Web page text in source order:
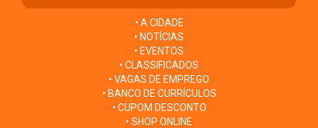
• A CIDADE
• NOTÍCIAS
• EVENTOS
• CLASSIFICADOS
• VAGAS DE EMPREGO
• BANCO DE CURRÍCULOS
• CUPOM DESCONTO
• SHOP ONLINE